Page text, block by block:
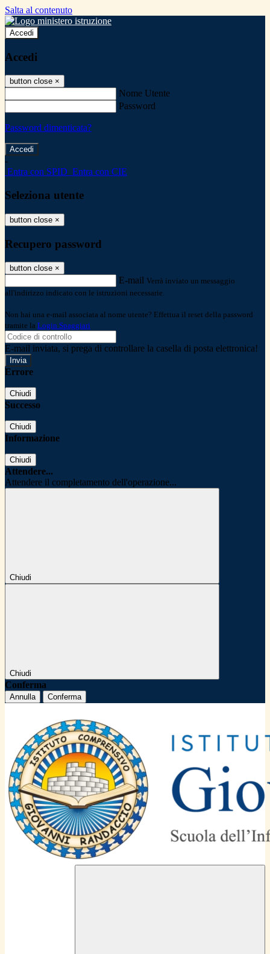
Salta al contenuto
Accedi
Accedi
button close ×
Nome Utente
Password
Password dimenticata?
-
Entra con SPID Entra con CIE
Seleziona utente
button close ×
Recupero password
button close ×
E-mail Verrà inviato un messaggio
all'indirizzo indicato con le istruzioni necessarie.
Non hai una e-mail associata al nome utente? Effettua il reset della password
tramite la Login Spaggiari
E-mail inviata, si prega di controllare la casella di posta elettronica!
Errore
Chiudi
Successo
Chiudi
Informazione
Chiudi
Attendere...
Attendere il completamento dell'operazione...
Chiudi
Chiudi
Conferma
Annulla Conferma